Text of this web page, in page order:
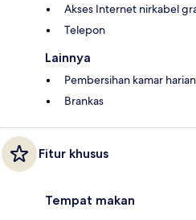
Akses Internet nirkabel
Telepon
Lainnya
Pembersihan kamar harian
Brankas
Fitur khusus
Tempat makan